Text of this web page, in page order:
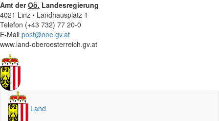
Amt derOö. Landesregierung
4021 Linz • Landhausplatz 1
Telefon (+43 732) 77 20-0
E-Mail post@ooe.gv.at
www.land-oberoesterreich.gv.at
Land